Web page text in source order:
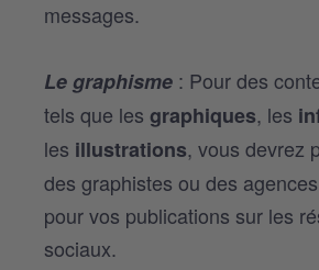
messages.
Le graphisme : Pour des
tels que les graphiques, les
les illustrations, vous devrez
des graphistes ou des
pour vos publications sur les
sociaux.